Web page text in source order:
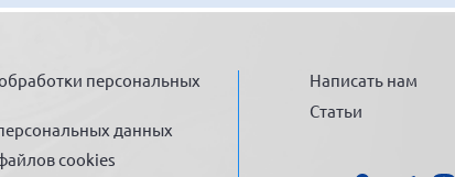
персональных
данных
cookies
Написать нам
Статьи